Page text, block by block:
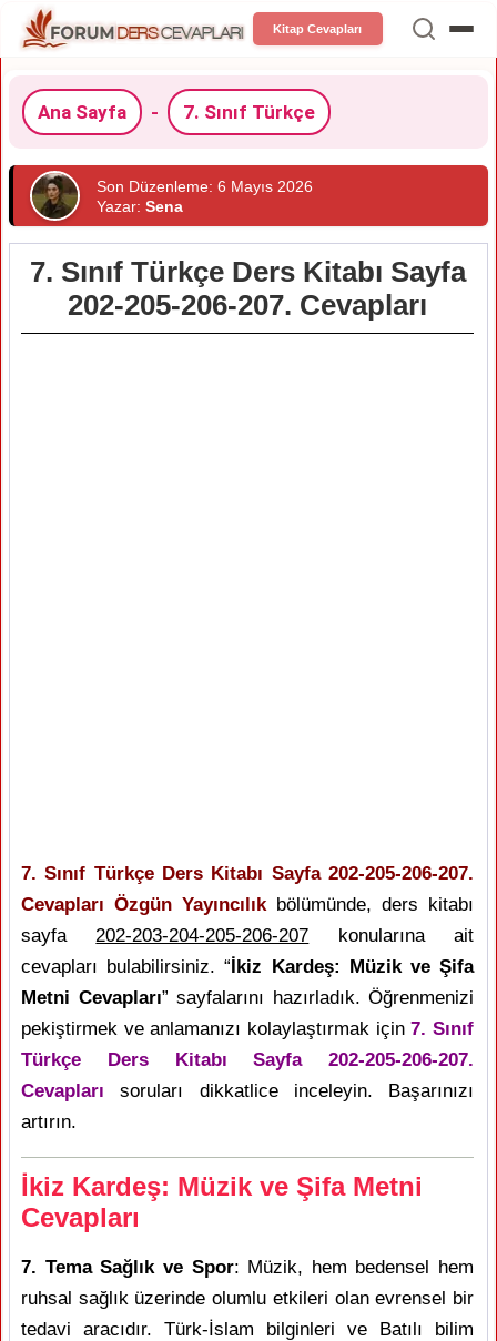
Kitap Cevapları
Ana Sayfa - 7. Sınıf Türkçe
Son Düzenleme: 6 Mayıs 2026
Yazar: Sena
7. Sınıf Türkçe Ders Kitabı Sayfa
202-205-206-207. Cevapları
7. Sınıf Türkçe Ders Kitabı Sayfa 202-205-206-207.
Cevapları Özgün Yayıncılıkbölümünde, ders kitabı
sayfa202-203-204-205-206-207 konularına ait
cevapları bulabilirsiniz. “İkiz Kardeş: Müzik ve Şifa
Metni Cevapları” sayfalarını hazırladık. Öğrenmenizi
pekiştirmek ve anlamanızı kolaylaştırmak için7. Sınıf
Türkçe Ders Kitabı Sayfa 202-205-206-207.
Cevapları soruları dikkatlice inceleyin. Başarınızı
artırın.
İkiz Kardeş: Müzik ve Şifa Metni
Cevapları
7. Tema Sağlık ve Spor: Müzik, hem bedensel hem
ruhsal sağlık üzerinde olumlu etkileri olan evrensel bir
tedavi aracıdır. Türk-İslam bilginleri ve Batılı bilim